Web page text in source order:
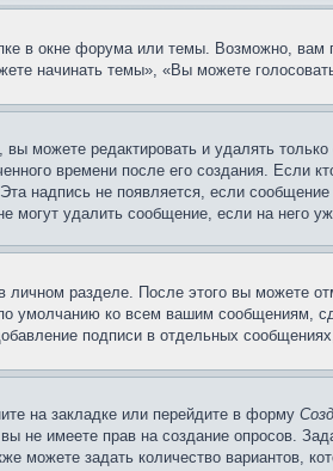
в окне форума или темы. Возможно, вам
начинать темы», «Вы можете
можете редактировать и удалять
времени после его создания. Если
надпись не появляется, если
могут удалить сообщение, если на него
разделе. После этого вы можете
умолчанию ко всем вашим сообщениям,
подписи в отдельных
на закладке или перейдите в форму
не имеете прав на создание опросов.
можете задать количество вариантов,